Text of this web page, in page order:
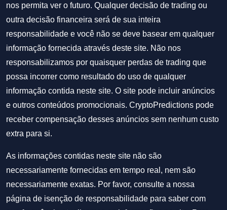
nos permita ver o futuro. Qualquer decisão de trading ou
outra decisão financeira será de sua inteira
responsabilidade e você não se deve basear em qualquer
informação fornecida através deste site. Não nos
responsabilizamos por quaisquer perdas de trading que
possa incorrer como resultado do uso de qualquer
informação contida neste site. O site pode incluir anúncios
e outros conteúdos promocionais. CryptoPredictions pode
receber compensação desses anúncios sem nenhum custo
extra para si.
As informações contidas neste site não são
necessariamente fornecidas em tempo real, nem são
necessariamente exatas. Por favor, consulte a nossa
página de isenção de responsabilidade para saber com